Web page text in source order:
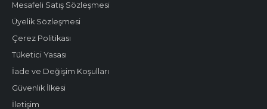
Mesafeli Satış Sözleşmesi
Üyelik Sözleşmesi
Çerez Politikası
Tüketici Yasası
İade ve Değişim Koşulları
Güvenlik İlkesi
İletişim